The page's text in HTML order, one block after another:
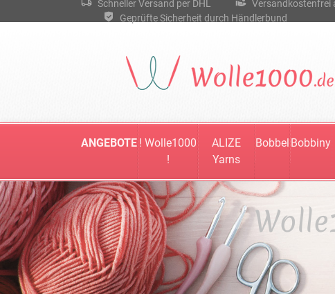
Schneller Versand per DHL Versandkostenfrei
Geprüfte Sicherheit durch Händlerbund
ANGEBOTE ! Wolle1000
!
ALIZE
Yarns
Bobbel Bobbiny